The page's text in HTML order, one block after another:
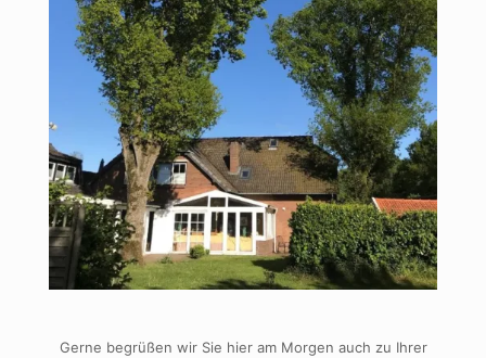
Gerne begrüßen wir Sie hier am Morgen auch zu Ihrer